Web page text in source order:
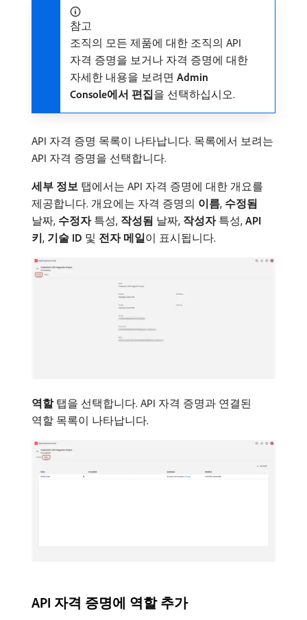
참고
조직의 모든 제품에 대한 조직의 API
자격 증명을 보거나 자격 증명에 대한
자세한 내용을 보려면 Admin
Console에서 편집​을 선택하십시오.
API 자격 증명 목록이 나타납니다. 목록에서 보려는
API 자격 증명을 선택합니다.
세부 정보 탭에서는 API 자격 증명에 대한 개요를
제공합니다. 개요에는 자격 증명의 이름, 수정됨
날짜, 수정자특성, 작성됨 날짜, 작성자특성, API
키, 기술 ID 및 전자 메일​이 표시됩니다.
역할탭을 선택합니다. API 자격 증명과 연결된
역할 목록이 나타납니다.
API 자격 증명에 역할 추가